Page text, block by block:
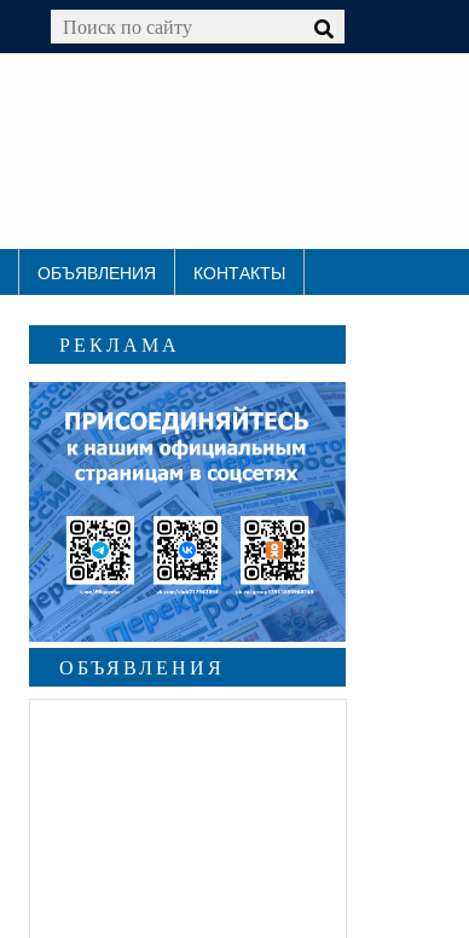
ОБЪЯВЛЕНИЯ КОНТАКТЫ
РЕКЛАМА
ОБЪЯВЛЕНИЯ